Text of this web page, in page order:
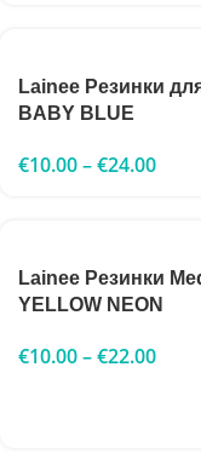
Lainee Резинки
BABY BLUE
€10.00–€24.00
Lainee Резинки
YELLOW NEON
€10.00–€22.00